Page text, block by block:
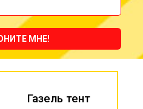
МНЕ!
Газель тент